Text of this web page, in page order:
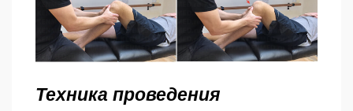
Техника проведения